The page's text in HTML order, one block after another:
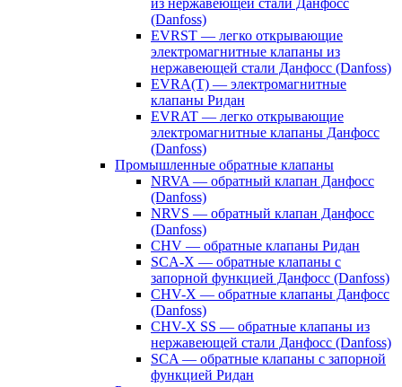
из нержавеющей стали Данфосс
(Danfoss)
EVRST — легко открывающие
электромагнитные клапаны из
нержавеющей стали Данфосс (Danfoss)
EVRA(T) — электромагнитные
клапаны Ридан
EVRAT — легко открывающие
электромагнитные клапаны Данфосс
(Danfoss)
Промышленные обратные клапаны
NRVA — обратный клапан Данфосс
(Danfoss)
NRVS — обратный клапан Данфосс
(Danfoss)
CHV — обратные клапаны Ридан
SCA-X — обратные клапаны с
запорной функцией Данфосс (Danfoss)
CHV-X — обратные клапаны Данфосс
(Danfoss)
CHV-X SS — обратные клапаны из
нержавеющей стали Данфосс (Danfoss)
SCA — обратные клапаны с запорной
функцией Ридан